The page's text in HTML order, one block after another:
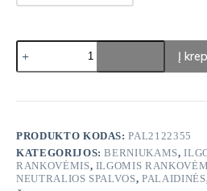
produkto
kiekis:
George
palaidinės
Į
PRODUKTO KODAS:PAL2122355
KATEGORIJOS:BERNIUKAMS,
RANKOVĖMIS, ILGOMIS
NEUTRALIOS SPALVOS,PALAIDINĖS